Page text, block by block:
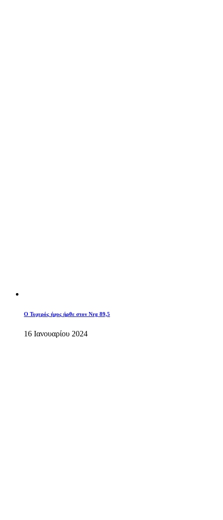
O Τυχερός ήχος ήρθε στον Nrg 89,5
16 Ιανουαρίου 2024